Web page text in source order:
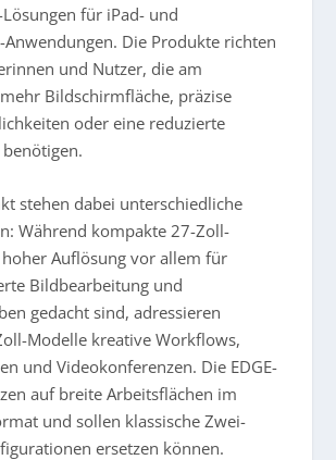
für iPad- und
Anwendungen. Die Produkte richten
und Nutzer, die am
Bildschirmfläche, präzise
oder eine reduzierte
stehen dabei unterschiedliche
Während kompakte 27-Zoll-
Auflösung vor allem für
Bildbearbeitung und
gedacht sind, adressieren
Modelle kreative Workflows,
und Videokonferenzen. Die EDGE-
auf breite Arbeitsflächen im
und sollen klassische Zwei-
ersetzen können.